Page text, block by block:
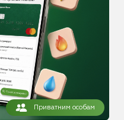
Приватним особам